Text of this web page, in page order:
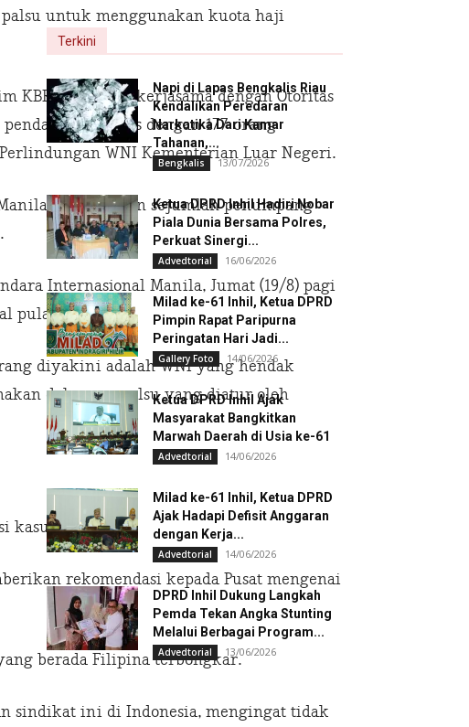
untuk menggunakan kuota haji
KBRI Manila bekerjasama dengan Otoritas
kasus dengan 177 orang
WNI Kementerian Luar Negeri.
menemukan sejumlah penumpang
Internasional Manila, Jumat (19/8) pagi
pula.
diyakini adalah WNI yang hendak
dokumen palsu yang diatur oleh
kasus ini
rekomendasi kepada Pusat mengenai
berada Filipina terbongkar.
sindikat ini di Indonesia, mengingat tidak
Terkini
Napi di Lapas Bengkalis Riau
Kendalikan Peredaran
Narkotika Dari Kamar
Tahanan,...
Bengkalis 13/07/2026
Ketua DPRD Inhil Hadiri Nobar
Piala Dunia Bersama Polres,
Perkuat Sinergi...
Advedtorial 16/06/2026
Milad ke-61 Inhil, Ketua DPRD
Pimpin Rapat Paripurna
Peringatan Hari Jadi...
Gallery Foto 14/06/2026
Ketua DPRD Inhil Ajak
Masyarakat Bangkitkan
Marwah Daerah di Usia ke-61
Advedtorial 14/06/2026
Milad ke-61 Inhil, Ketua DPRD
Ajak Hadapi Defisit Anggaran
dengan Kerja...
Advedtorial 14/06/2026
DPRD Inhil Dukung Langkah
Pemda Tekan Angka Stunting
Melalui Berbagai Program...
Advedtorial 13/06/2026